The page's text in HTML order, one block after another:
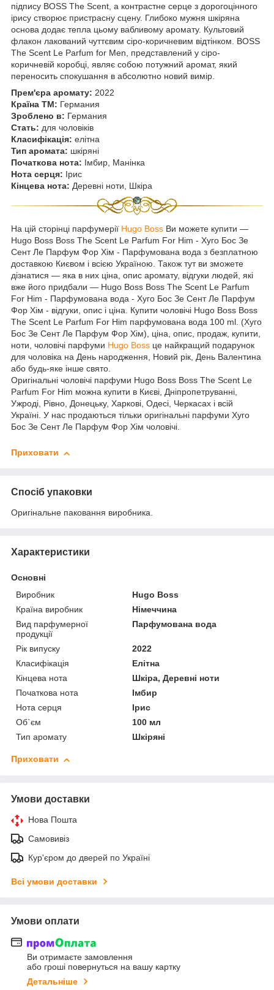
підпису BOSS The Scent, а контрастне серце з дорогоцінного
ірису створює пристрасну сцену. Глибоко мужня шкіряна
основа додає тепла цьому вабливому аромату. Культовий
флакон лакований чуттєвим сіро-коричневим відтінком. BOSS
The Scent Le Parfum for Men, представлений у сіро-
коричневій коробці, являє собою потужний аромат, який
переносить спокушання в абсолютно новий вимір.
Прем'єра аромату: 2022
Країна ТМ: Германия
Зроблено в: Германия
Стать: для чоловіків
Класифікація: елітна
Тип аромата: шкіряні
Початкова нота: Імбир, Манінка
Нота серця: Ірис
Кінцева нота: Деревні ноти, Шкіра
На цій сторінці парфумерії Hugo Boss Ви можете купити —
Hugo Boss Boss The Scent Le Parfum For Him - Хуго Бос Зе
Сент Ле Парфум Фор Хім - Парфумована вода з безплатною
доставкою Києвом і всією Україною. Також тут ви зможете
дізнатися — яка в них ціна, опис аромату, відгуки людей, які
вже його придбали — Hugo Boss Boss The Scent Le Parfum
For Him - Парфумована вода - Хуго Бос Зе Сент Ле Парфум
Фор Хім - відгуки, опис і ціна. Купити чоловічі Hugo Boss Boss
The Scent Le Parfum For Him парфумована вода 100 ml. (Хуго
Бос Зе Сент Ле Парфум Фор Хім), ціна, опис, продаж, купити,
ноти, чоловічі парфуми Hugo Boss це найкращий подарунок
для чоловіка на День народження, Новий рік, День Валентина
або будь-яке інше свято.
Оригінальні чоловічі парфуми Hugo Boss Boss The Scent Le
Parfum For Him можна купити в Києві, Дніпропетруванні,
Ужроді, Рівно, Донецьку, Харкові, Одесі, Черкасах і всій
Україні. У нас продаються тільки оригінальні парфуми Хуго
Бос Зе Сент Ле Парфум Фор Хім чоловічі.
Приховати
Спосіб упаковки
Оригінальне паковання виробника.
Характеристики
Основні
Виробник
Hugo Boss
Країна виробник
Німеччина
Вид парфумерної
продукції
Парфумована вода
Рік випуску
2022
Класифікація
Елітна
Кінцева нота
Шкіра, Деревні ноти
Початкова нота
Імбир
Нота серця
Ірис
Об`єм
100 мл
Тип аромату
Шкіряні
Приховати
Умови доставки
Нова Пошта
Самовивіз
Кур'єром до дверей по Україні
Всі умови доставки
Умови оплати
Ви отримаєте замовлення
або гроші повернуться на вашу картку
Детальніше